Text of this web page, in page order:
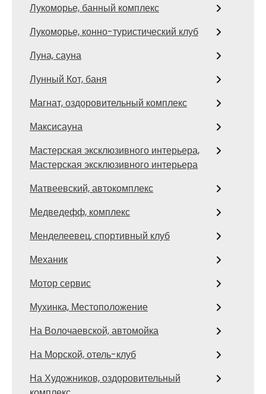
Лукоморье, банный комплекс
Лукоморье, конно-туристический клуб
Луна, сауна
Лунный Кот, баня
Магнат, оздоровительный комплекс
Максисауна
Мастерская эксклюзивного интерьера,
Мастерская эксклюзивного интерьера
Матвеевский, автокомплекс
Медведефф, комплекс
Менделеевец, спортивный клуб
Механик
Мотор сервис
Мухинка, Местоположение
На Волочаевской, автомойка
На Морской, отель-клуб
На Художников, оздоровительный